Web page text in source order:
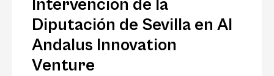
Intervención de la
Diputación de Sevilla en Al
Andalus Innovation
Venture